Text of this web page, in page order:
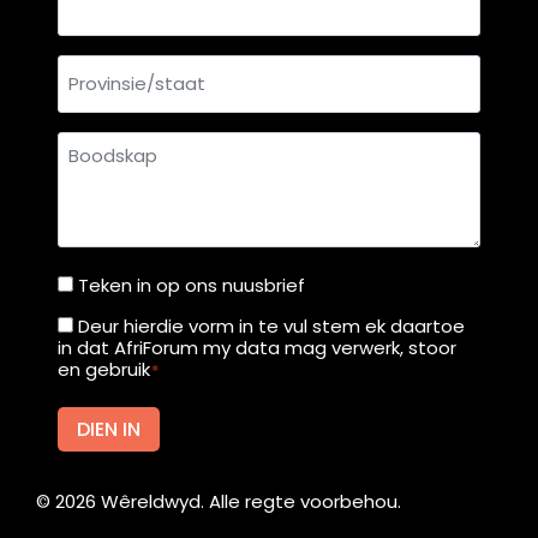
Provinsie/staat
Boodskap
Teken
in
op
ons
nuusbrief
Teken in op ons nuusbrief
Deur
hierdie
te
vul
Deur hierdie vorm in te vul stem ek daartoe
in dat AfriForum my data mag verwerk, stoor
en gebruik*
DIEN IN
© 2026 Wêreldwyd. Alle regte voorbehou.